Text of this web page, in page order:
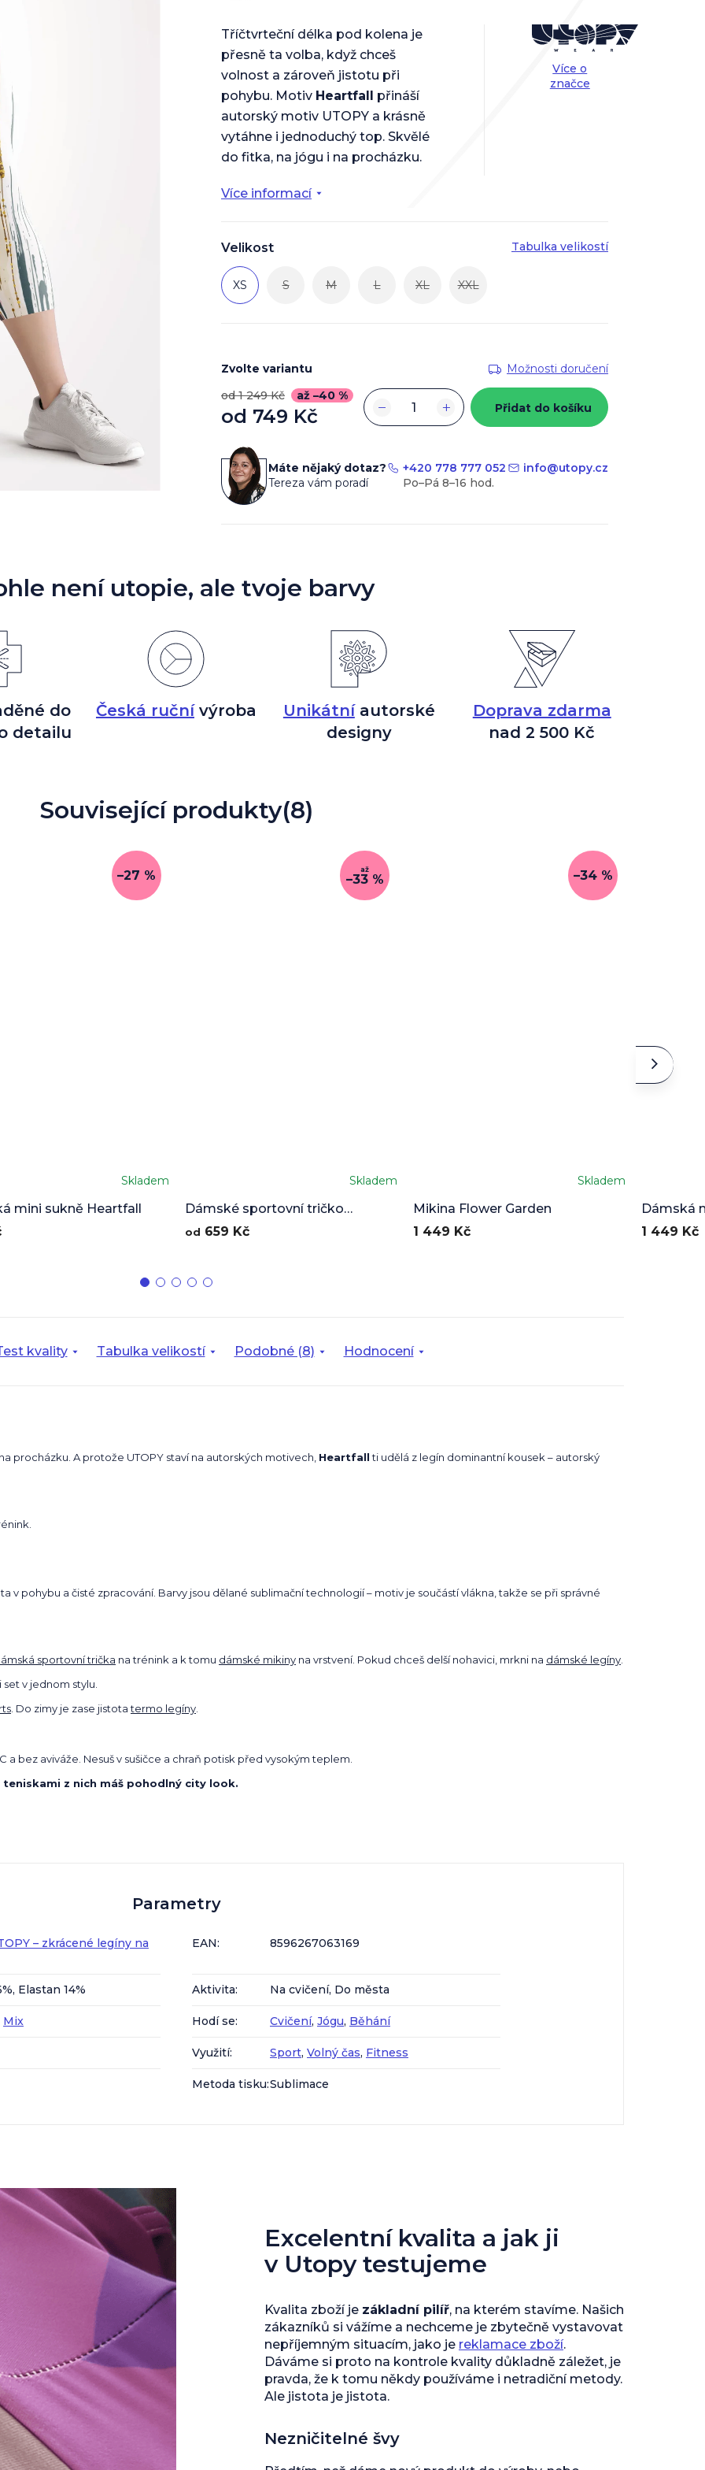
Velikost Tabulka velikostí
XS S M L XL XXL
Více informací
Tříčtvrteční délka pod kolena je
přesně ta volba, když chceš
volnost a zároveň jistotu při
pohybu. Motiv Heartfall přináší
autorský motiv UTOPY a krásně
vytáhne i jednoduchý top. Skvělé
do fitka, na jógu i na procházku.
Více o
značce
Zvolte variantu
Možnosti doručení
od 1 249 Kč
až –40 %
od 749 Kč
cena:
+
− Přidat do košíku
Máte nějaký dotaz?
Tereza vám poradí
+420 778 777 052 info@utopy.cz
není utopie, ale tvoje barvy
do
detailu
Česká ručnívýroba Unikátníautorské
designy
Doprava zdarma
nad 2 500 Kč
Související produkty(8)
–27 %
mini sukně Heartfall
Skladem
až
–33 %
Dámské sportovní tričko
Heartfall
Skladem
od 659 Kč
–34 %
Mikina Flower Garden
Skladem
1 449 Kč
Dámská
1 449 Kč
kvality Tabulka velikostí Podobné (8) Hodnocení
procházku. A protože UTOPY staví na autorských motivech, Heartfallti udělá z legín dominantní kousek – autorský
v pohybu a čisté zpracování. Barvy jsou dělané sublimační technologií – motiv je součástí vlákna, takže se při správné
sportovní trička na trénink a k tomu dámské mikiny na vrstvení. Pokud chceš delší nohavici, mrkni na dámské legíny
set v jednom stylu.
. Do zimy je zase jistotatermo legíny
bez aviváže. Nesuš v sušičce a chraň potisk před vysokým teplem.
teniskami z nich máš pohodlný city look.
Parametry
– zkrácené legíny na EAN: 8596267063169
Elastan 14% Aktivita: Na cvičení, Do města
Mix Hodí se: Cvičení, Jógu, Běhání
Využití: Sport, Volný čas, Fitness
Metoda tisku:Sublimace
Excelentní kvalita a jak ji
v Utopy testujeme
Kvalita zboží je základní pilíř, na kterém stavíme. Našich
zákazníků si vážíme a nechceme je zbytečně vystavovat
nepříjemným situacím, jako je reklamace zboží.
Dáváme si proto na kontrole kvality důkladně záležet, je
pravda, že k tomu někdy používáme i netradiční metody.
Ale jistota je jistota.
Nezničitelné švy